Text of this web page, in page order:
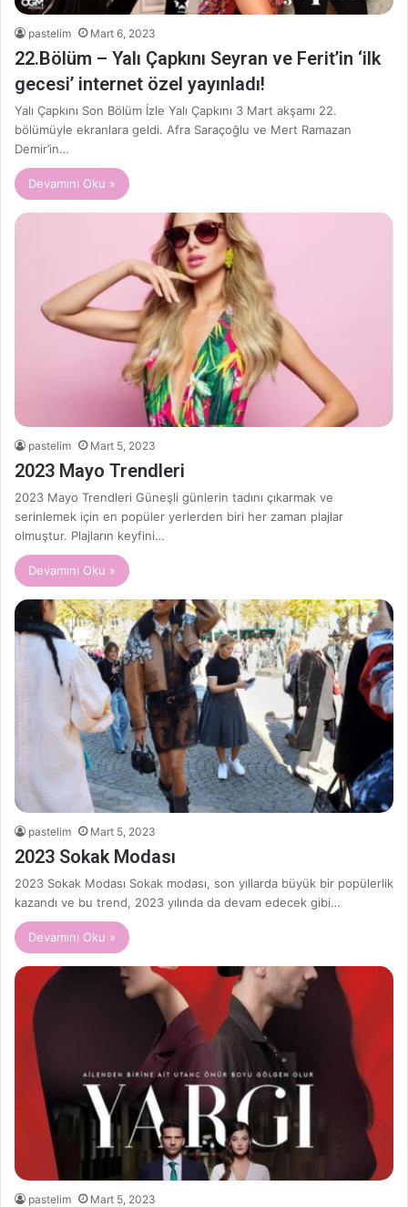
pastelim Mart 6, 2023
22.Bölüm – Yalı Çapkını Seyran ve Ferit’in ‘ilk
gecesi’ internet özel yayınladı!
Yalı Çapkını Son Bölüm İzle Yalı Çapkını 3 Mart akşamı 22.
bölümüyle ekranlara geldi. Afra Saraçoğlu ve Mert Ramazan
Demir’in…
Devamını Oku »
pastelim Mart 5, 2023
2023 Mayo Trendleri
2023 Mayo Trendleri Güneşli günlerin tadını çıkarmak ve
serinlemek için en popüler yerlerden biri her zaman plajlar
olmuştur. Plajların keyfini…
Devamını Oku »
pastelim Mart 5, 2023
2023 Sokak Modası
2023 Sokak Modası Sokak modası, son yıllarda büyük bir popülerlik
kazandı ve bu trend, 2023 yılında da devam edecek gibi…
Devamını Oku »
pastelim Mart 5, 2023